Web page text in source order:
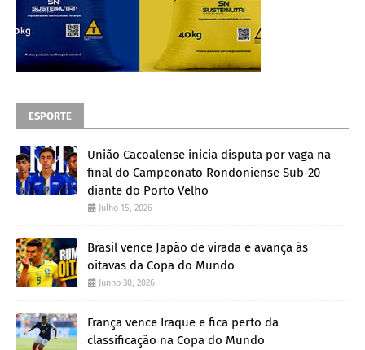
ESPORTE
União Cacoalense inicia disputa por vaga na
final do Campeonato Rondoniense Sub-20
diante do Porto Velho
Julho 15, 2026
Brasil vence Japão de virada e avança às
oitavas da Copa do Mundo
Junho 30, 2026
França vence Iraque e fica perto da
classificação na Copa do Mundo